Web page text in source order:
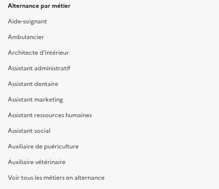
Alternance par métier
Aide-soignant
Ambulancier
Architecte d'intérieur
Assistant administratif
Assistant dentaire
Assistant marketing
Assistant ressources humaines
Assistant social
Auxiliaire de puériculture
Auxiliaire vétérinaire
Voir tous les métiers en alternance